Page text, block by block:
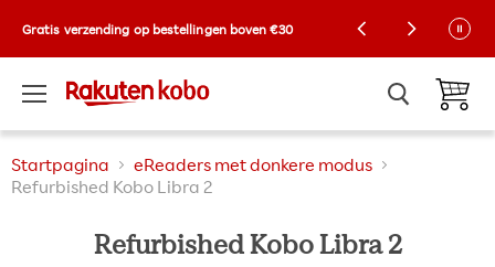
Kobo Exclusive Drop: NIEUWE limited-edition
Collector-hoezen! 🌼 |Shop nu
Gratis verzending op bestellingen boven €30
Startpagina
eReaders met donkere modus
Refurbished Kobo Libra 2
Refurbished Kobo Libra 2